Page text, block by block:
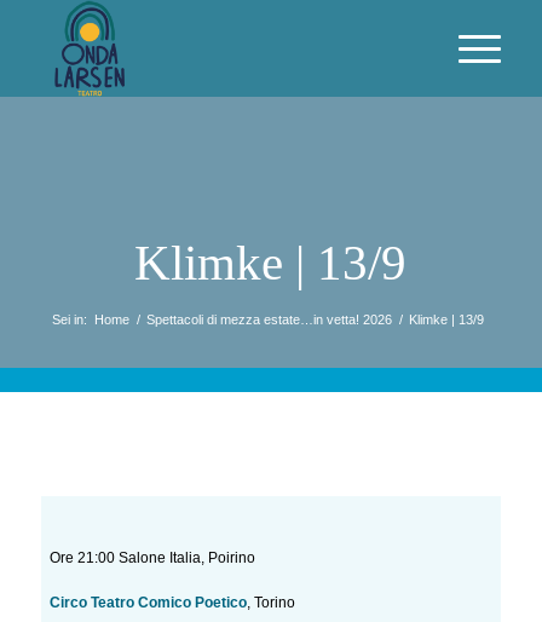
Klimke | 13/9
Sei in: Home / Spettacoli di mezza estate…in vetta! 2026 / Klimke | 13/9
Ore 21:00 Salone Italia, Poirino
Circo Teatro Comico Poetico, Torino